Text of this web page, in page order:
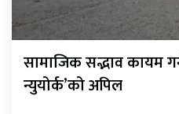
सामाजिक सद्भाव कायम
न्युयोर्क’को अपिल